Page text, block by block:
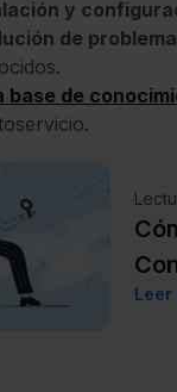
y
de
base de